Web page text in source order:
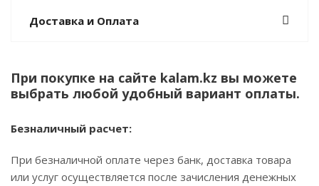
Доставка и Оплата
При покупке на сайте kalam.kz вы можете
выбрать любой удобный вариант оплаты.
Безналичный расчет:
При безналичной оплате через банк, доставка товара
или услуг осуществляется после зачисления денежных